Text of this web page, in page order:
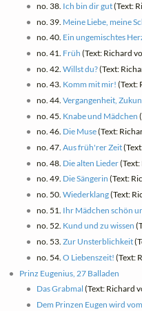
no. 38. Ich bin dir gut(Text:
no. 39. Meine Liebe, meine
no. 40. Ein ungemischtes
no. 41. Früh (Text: Richard
no. 42. Willst du?(Text:
no. 43. Komm mit mir! (Text:
no. 44. Vergangenheit,
no. 45. Knabe und Mädchen
no. 46. Die Muse(Text:
no. 47. Aus früh'rer Zeit
no. 48. Die alten Lieder(Text:
no. 49. Die Sängerin (Text:
no. 50. Wiederklang(Text:
no. 51. Ihr Mädchen schön
no. 52. Kund und zu wissen
no. 53. Zur Unsterblichkeit
no. 54. O Liebenszeit! (Text:
Prinz Eugenius, 27 Balladen
Das Grabmal (Text: Richard
Dem Prinzen Eugen wird